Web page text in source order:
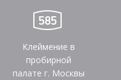
Клеймение в
пробирной
палате г. Москвы